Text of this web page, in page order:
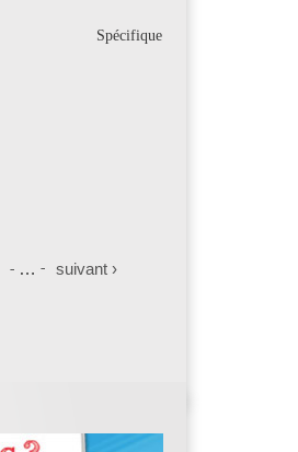
Spécifique
…
suivant ›